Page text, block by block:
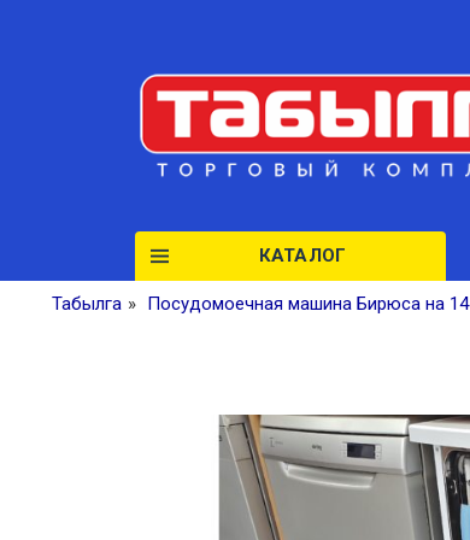
КАТАЛОГ
Табылга » Посудомоечная машина Бирюса на 14